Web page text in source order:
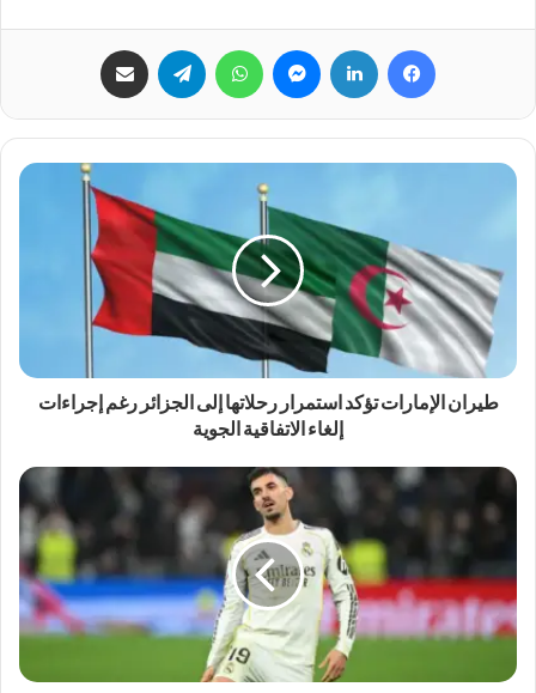
فيسبوك لينكدإن ماسنجر واتساب تيلقرام
طيران الإمارات تؤكد استمرار رحلاتها إلى الجزائر رغم إجراءات
إلغاء الاتفاقية الجوية